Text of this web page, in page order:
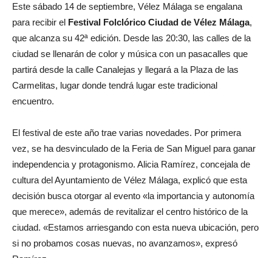
Este sábado 14 de septiembre, Vélez Málaga se engalana
para recibir el Festival Folclórico Ciudad de Vélez Málaga,
que alcanza su 42ª edición. Desde las 20:30, las calles de la
ciudad se llenarán de color y música con un pasacalles que
partirá desde la calle Canalejas y llegará a la Plaza de las
Carmelitas, lugar donde tendrá lugar este tradicional
encuentro.
El festival de este año trae varias novedades. Por primera
vez, se ha desvinculado de la Feria de San Miguel para ganar
independencia y protagonismo. Alicia Ramírez, concejala de
cultura del Ayuntamiento de Vélez Málaga, explicó que esta
decisión busca otorgar al evento «la importancia y autonomía
que merece», además de revitalizar el centro histórico de la
ciudad. «Estamos arriesgando con esta nueva ubicación, pero
si no probamos cosas nuevas, no avanzamos», expresó